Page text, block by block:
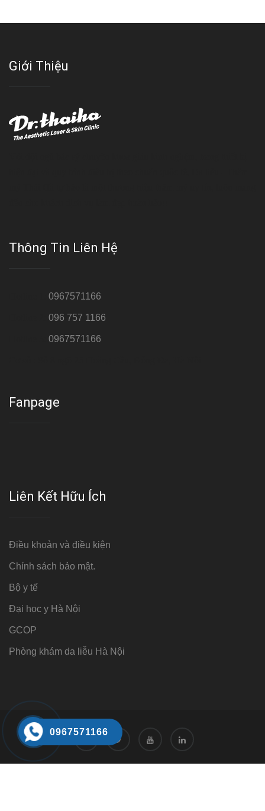
Giới Thiệu
Thông Tin Liên Hệ
0967571166
096 757 1166
0967571166
Fanpage
Liên Kết Hữu Ích
Điều khoản và điều kiện
Chính sách bảo mật.
Bộ y tế
Đại học y Hà Nội
GCOP
Phòng khám da liễu Hà Nội
0967571166